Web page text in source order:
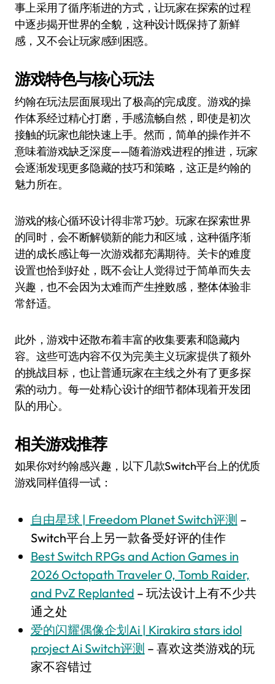
事上采用了循序渐进的方式，让玩家在探索的过程
中逐步揭开世界的全貌，这种设计既保持了新鲜
感，又不会让玩家感到困惑。
游戏特色与核心玩法
约翰在玩法层面展现出了极高的完成度。游戏的操
作体系经过精心打磨，手感流畅自然，即使是初次
接触的玩家也能快速上手。然而，简单的操作并不
意味着游戏缺乏深度——随着游戏进程的推进，玩家
会逐渐发现更多隐藏的技巧和策略，这正是约翰的
魅力所在。
游戏的核心循环设计得非常巧妙。玩家在探索世界
的同时，会不断解锁新的能力和区域，这种循序渐
进的成长感让每一次游戏都充满期待。关卡的难度
设置也恰到好处，既不会让人觉得过于简单而失去
兴趣，也不会因为太难而产生挫败感，整体体验非
常舒适。
此外，游戏中还散布着丰富的收集要素和隐藏内
容。这些可选内容不仅为完美主义玩家提供了额外
的挑战目标，也让普通玩家在主线之外有了更多探
索的动力。每一处精心设计的细节都体现着开发团
队的用心。
相关游戏推荐
如果你对约翰感兴趣，以下几款Switch平台上的优质
游戏同样值得一试：
自由星球 | Freedom Planet Switch评测 –
Switch平台上另一款备受好评的佳作
Best Switch RPGs and Action Games in
2026 Octopath Traveler 0, Tomb Raider,
and PvZ Replanted – 玩法设计上有不少共
通之处
爱的闪耀偶像企划Ai | Kirakira stars idol
project Ai Switch评测 – 喜欢这类游戏的玩
家不容错过